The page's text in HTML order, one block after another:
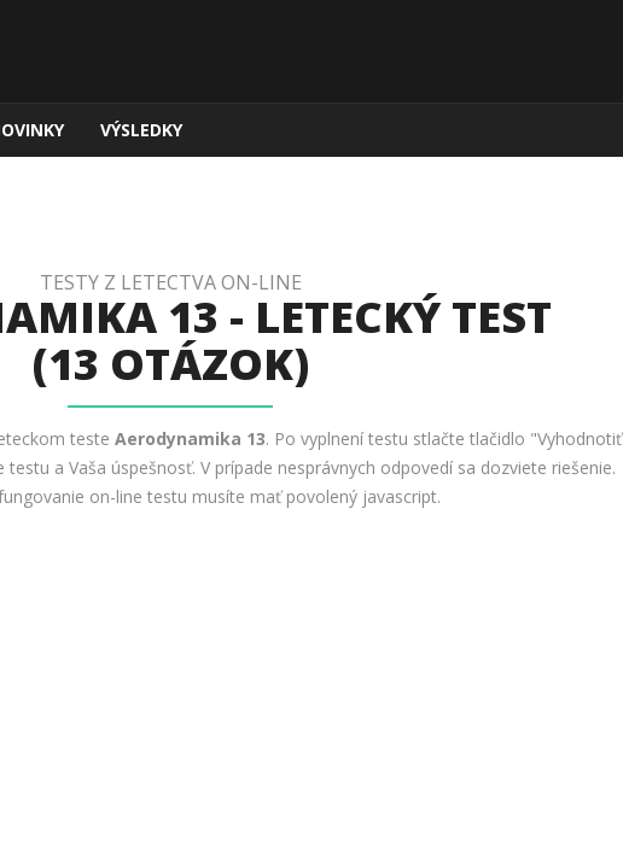
VÝSLEDKY
TESTY Z LETECTVA ON-LINE
13 - LETECKÝ TEST
(13 OTÁZOK)
teste Aerodynamika 13. Po vyplnení testu stlačte tlačidlo "Vyhodnotiť
a Vaša úspešnosť. V prípade nesprávnych odpovedí sa dozviete riešenie.
on-line testu musíte mať povolený javascript.